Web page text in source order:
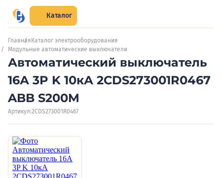
Каталог
Главная Каталог электрооборудования
Модульные автоматические выключатели
Автоматический выключатель
16А 3P K 10кА 2CDS273001R0467
ABB S200M
Артикул:2CDS273001R0467